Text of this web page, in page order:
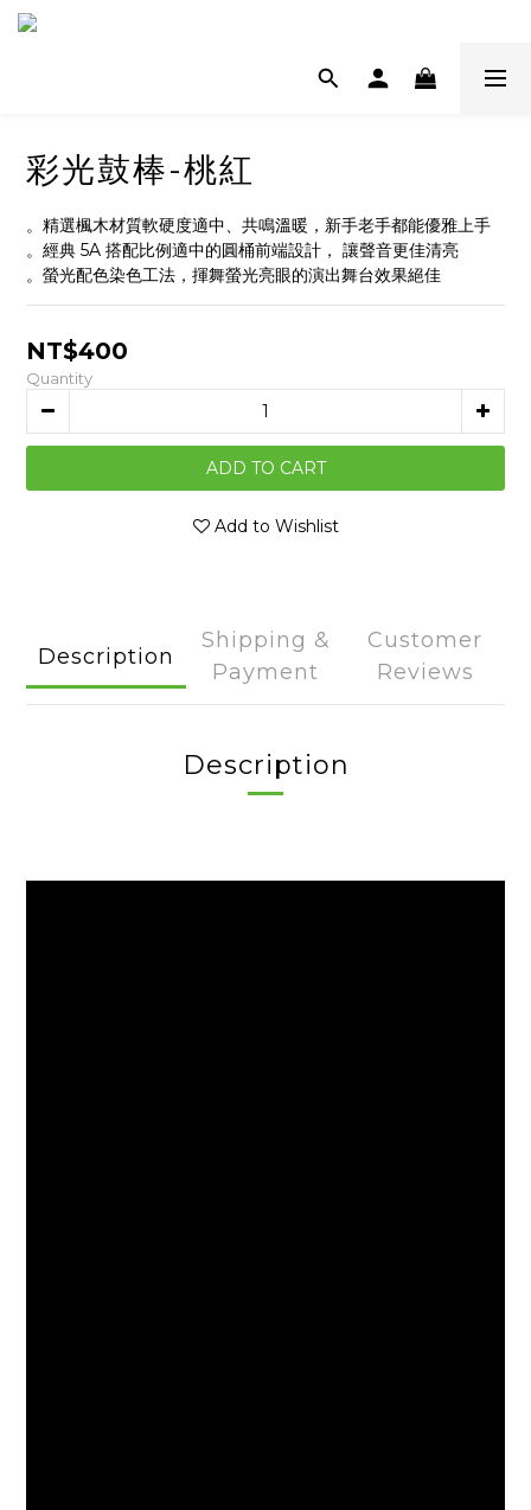
彩光鼓棒-桃紅
。精選楓木材質軟硬度適中、共鳴溫暖，新手老手都能優雅上手
。經典 5A 搭配比例適中的圓桶前端設計， 讓聲音更佳清亮
。螢光配色染色工法，揮舞螢光亮眼的演出舞台效果絕佳
NT$400
Quantity
ADD TO CART
Add to Wishlist
Description
Shipping &
Payment
Customer
Reviews
Description